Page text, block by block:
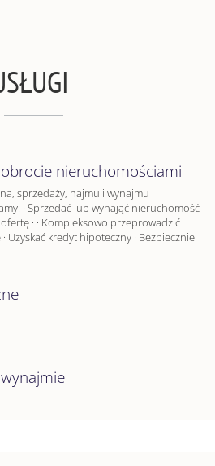
nieruchomościami
sprzedaży, najmu i wynajmu
· Sprzedać lub wynająć nieruchomość
· · Kompleksowo przeprowadzić
Uzyskać kredyt hipoteczny · Bezpiecznie